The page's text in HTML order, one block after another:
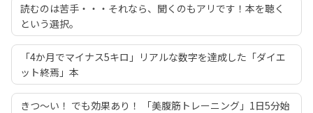
読むのは苦手・・・それなら、聞くのもアリです！本を聴く
という選択。
「4か月でマイナス5キロ」リアルな数字を達成した「ダイエ
ット終焉」本
きつ～い！ でも効果あり！ 「美腹筋トレーニング」1日5分始